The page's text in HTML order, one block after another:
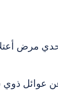
مرض
عوائل ذوي